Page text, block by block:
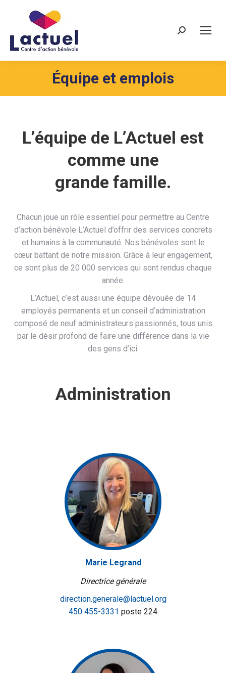
Recherche
Équipe et emplois
L’équipe de L’Actuel est
comme une
grande famille.
Chacun joue un rôle essentiel pour permettre au Centre
d’action bénévole L’Actuel d’offrir des services concrets
et humains à la communauté. Nos bénévoles sont le
cœur battant de notre mission. Grâce à leur engagement,
ce sont plus de 20 000 services qui sont rendus chaque
année.
L’Actuel, c’est aussi une équipe dévouée de 14
employés permanents et un conseil d’administration
composé de neuf administrateurs passionnés, tous unis
par le désir profond de faire une différence dans la vie
des gens d’ici.
Administration
Marie Legrand
Directrice générale
direction.generale@lactuel.org
450 455-3331 poste 224